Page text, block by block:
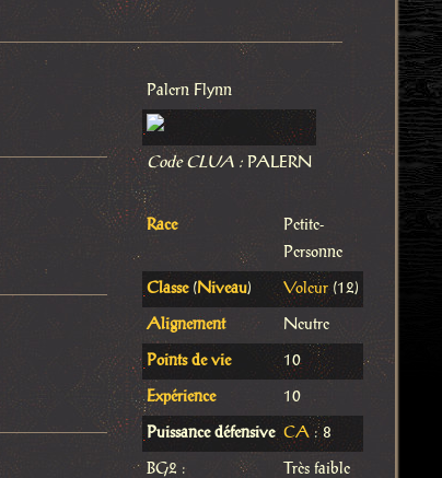
Palern Flynn
Code CLUA : PALERN
Race
Petite-
Personne
Classe(Niveau) Voleur(12)
Alignement Neutre
Points de vie 10
Expérience 10
Puissance défensive CA: 8
BG2 : Très faible